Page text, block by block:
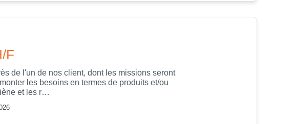
F
de l'un de nos client, dont les missions seront
les besoins en termes de produits et/ou
et les r…